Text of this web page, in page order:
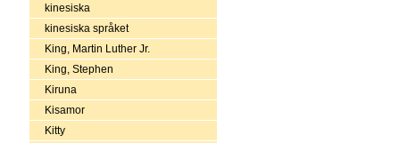
kinesiska
kinesiska språket
King, Martin Luther Jr.
King, Stephen
Kiruna
Kisamor
Kitty